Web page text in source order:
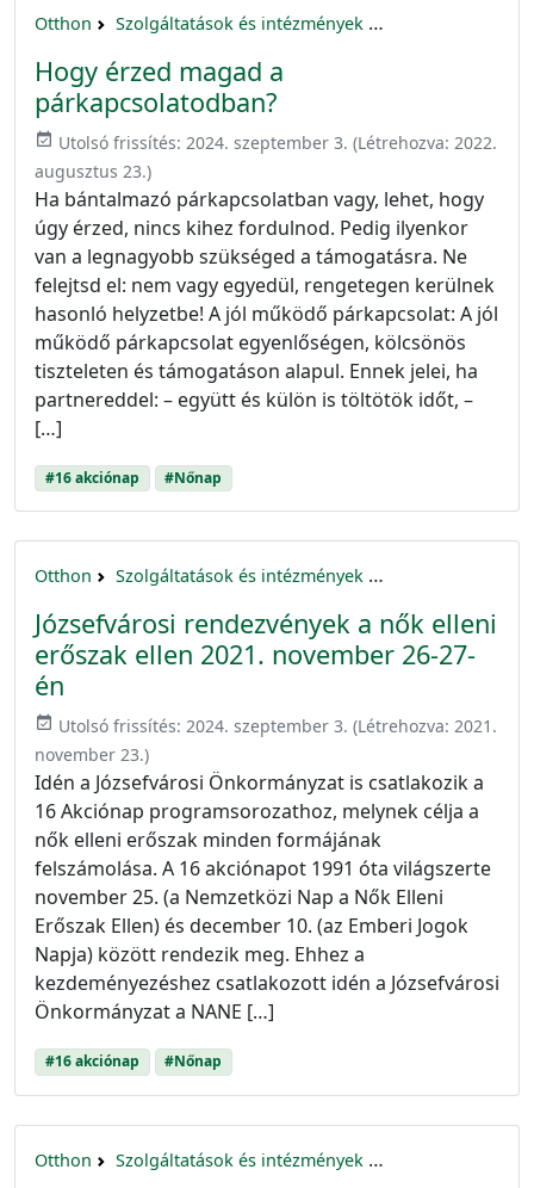
Otthon Szolgáltatások és intézmények
Hogy érzed magad a
párkapcsolatodban?
event_available Utolsó frissítés: 2024. szeptember 3. (Létrehozva: 2022.
augusztus 23.)
Ha bántalmazó párkapcsolatban vagy, lehet, hogy
úgy érzed, nincs kihez fordulnod. Pedig ilyenkor
van a legnagyobb szükséged a támogatásra. Ne
felejtsd el: nem vagy egyedül, rengetegen kerülnek
hasonló helyzetbe! A jól működő párkapcsolat: A jól
működő párkapcsolat egyenlőségen, kölcsönös
tiszteleten és támogatáson alapul. Ennek jelei, ha
partnereddel: – együtt és külön is töltötök időt, –
[…]
#16 akciónap #Nőnap
Otthon Szolgáltatások és intézmények
Józsefvárosi rendezvények a nők elleni
erőszak ellen 2021. november 26-27-
én
event_available Utolsó frissítés: 2024. szeptember 3. (Létrehozva: 2021.
november 23.)
Idén a Józsefvárosi Önkormányzat is csatlakozik a
16 Akciónap programsorozathoz, melynek célja a
nők elleni erőszak minden formájának
felszámolása. A 16 akciónapot 1991 óta világszerte
november 25. (a Nemzetközi Nap a Nők Elleni
Erőszak Ellen) és december 10. (az Emberi Jogok
Napja) között rendezik meg. Ehhez a
kezdeményezéshez csatlakozott idén a Józsefvárosi
Önkormányzat a NANE […]
#16 akciónap #Nőnap
Otthon Szolgáltatások és intézmények